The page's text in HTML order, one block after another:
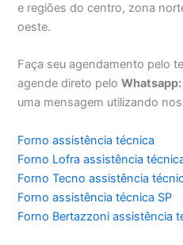
e regiões do centro, zona
oeste.
Faça seu agendamento pelo
agende direto pelo
uma mensagem utilizando
Forno assistência técnica
Forno Lofra assistência
Forno Tecno assistência
Forno assistência técnica SP
Forno Bertazzoni assistência